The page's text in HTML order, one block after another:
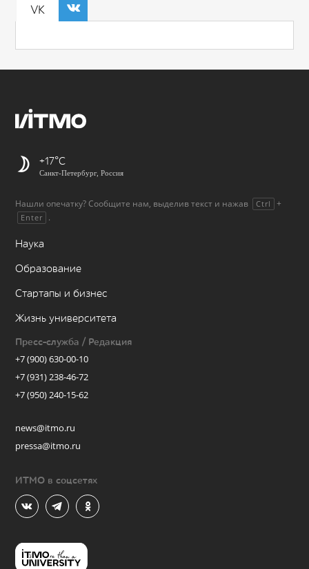
VK
+17
Санкт-Петербург, Россия
Нашли опечатку? Сообщите нам, выделив текст и нажав Ctrl +
Enter .
Наука
Образование
Стартапы и бизнес
Жизнь университета
Пресс-служба / Редакция
+7 (900) 630-00-10
+7 (931) 238-46-72
+7 (950) 240-15-62
news@itmo.ru
pressa@itmo.ru
ИТМО в соцсетях